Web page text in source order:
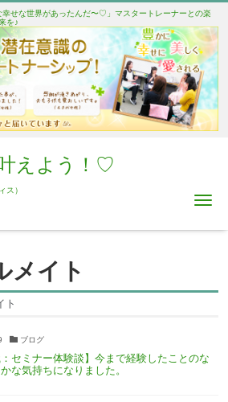
せな世界があったんだ〜♡」マスタートレーナーとの楽
を♪
えよう！♡
ス）
メイト
ト
ブログ
：セミナー体験談】今まで経験したことのな
な気持ちになりました。